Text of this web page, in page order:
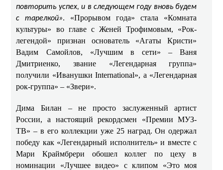
повторить успех, и в следующем году вновь будем
с тарелкой». «Прорывом года» стала «Комната
культуры» во главе с Женей Трофимовым, «Рок-
легендой» признан основатель «Агаты Кристи»
Вадим Самойлов, «Лучшим в сети» – Ваня
Дмитриенко, звание «Легендарная группа»
получили «Иванушки International», а «Легендарная
рок-группа» – «Звери».
Дима Билан – не просто заслуженный артист
России, а настоящий рекордсмен «Премии МУЗ-
ТВ» – в его коллекции уже 25 наград. Он одержал
победу как «Легендарный исполнитель» и вместе с
Мари Краймбрери обошел коллег по цеху в
номинации «Лучшее видео» с клипом «Это моя